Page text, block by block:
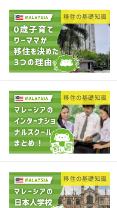
移住の基礎知識
移住の基礎知識
移住の基礎知識